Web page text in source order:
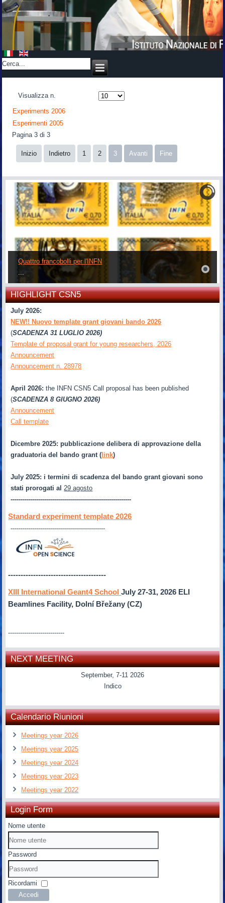
Visualizza n.
Experiments 2006
Esperimenti 2005
Pagina 3 di 3
Inizio Indietro 1 2 3 Avanti Fine
Quattro francobolli per l'INFN
HIGHLIGHT CSN5
July 2026:
NEW!! Nuovo template grant giovani bando 2026
(SCADENZA 31 LUGLIO 2026)
Template of proposal grant for young researchers, 2026
Announcement
Announcement n. 28978
April 2026:the INFN CSN5 Call proposal has been published
(SCADENZA 8 GIUGNO 2026)
Announcement
Call template
Dicembre 2025: pubblicazione delibera di approvazione della
graduatoria del bando grant (link)
July 2025: i termini di scadenza del bando grant giovani sono
stati prorogati al 29 agosto
------------------------------------------------------------
Standard experiment template 2026
-----------------------------------------------
---------------------------------------
XIII International Geant4 SchoolJuly 27-31, 2026 ELI
Beamlines Facility, Dolní Břežany (CZ)
----------------------------
NEXT MEETING
September, 7-11 2026
Indico
Calendario Riunioni
Meetings year 2026
Meetings year 2025
Meetings year 2024
Meetings year 2023
Meetings year 2022
Login Form
Nome utente
Password
Ricordami
Accedi